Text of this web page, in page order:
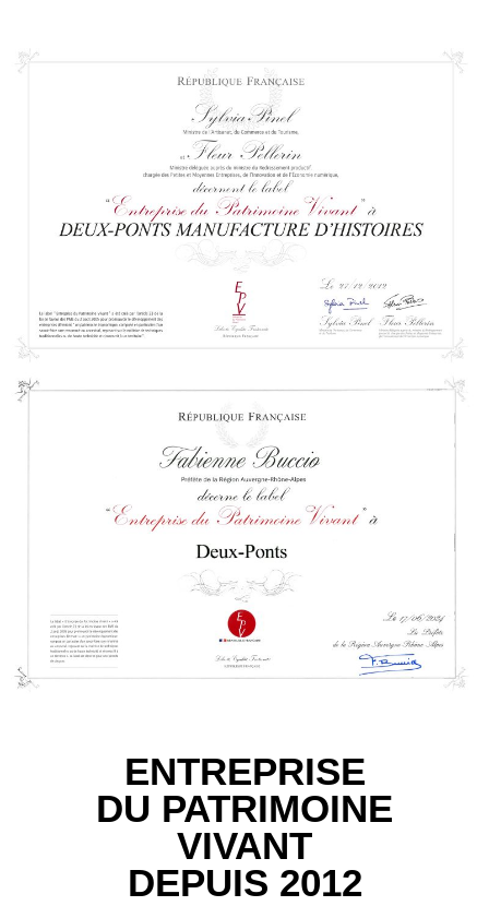
ENTREPRISE
DU PATRIMOINE
VIVANT
DEPUIS 2012